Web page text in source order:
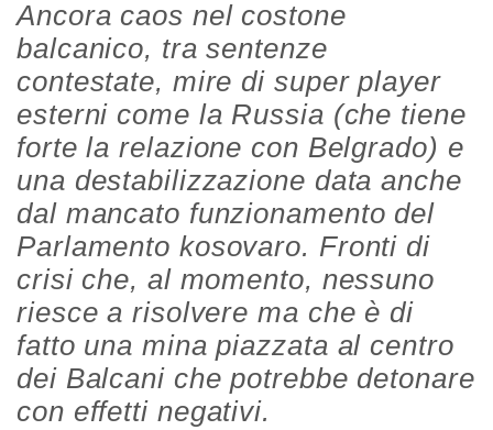
Ancora caos nel costone
balcanico, tra sentenze
contestate, mire di super player
esterni come la Russia (che tiene
forte la relazione con Belgrado) e
una destabilizzazione data anche
dal mancato funzionamento del
Parlamento kosovaro. Fronti di
crisi che, al momento, nessuno
riesce a risolvere ma che è di
fatto una mina piazzata al centro
dei Balcani che potrebbe detonare
con effetti negativi.